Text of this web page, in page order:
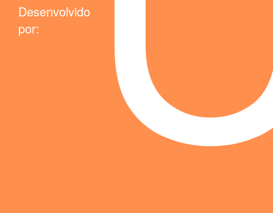
Desenvolvido
por: